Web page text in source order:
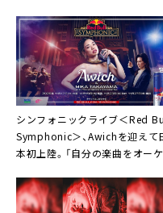
シンフォニックライブ＜Red
Symphonic＞、Awichを迎えて
本初上陸。「自分の楽曲をオー
到達点」